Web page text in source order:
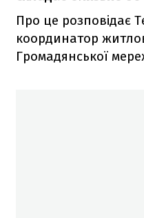
Про це розповідає
координатор
Громадянської